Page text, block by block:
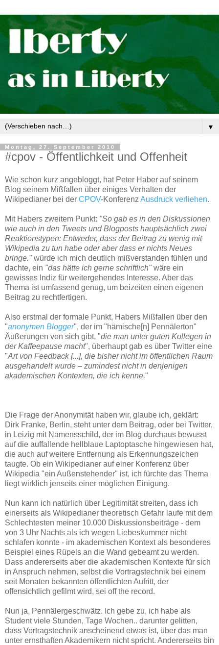
▼
Montag, 27. September 2010
#cpov - Öffentlichkeit und Offenheit
Wie schon kurz angebloggt, hat Peter Haber auf seinem
Blog seinem Mißfallen über einiges Verhalten der
Wikipedianer bei der CPOV-Konferenz Ausdruck verliehen.
Mit Habers zweitem Punkt: "So gab es in den Diskussionen
wie auch in den Tweets und Blogposts hauptsächlich zwei
Reaktionstypen: Entweder, dass der Beitrag zu wenig mit
Wikipedia zu tun habe oder aber dass er nichts Neues
bringe." würde ich mich deutlich mißverstanden fühlen und
dachte, ein "das hätte ich gerne schriftlich" wäre ein
gewisses Indiz für weitergehendes Interesse. Aber das
Thema ist umfassend genug, um beizeiten einen eigenen
Beitrag zu rechtfertigen.
Also erstmal der formale Punkt, Habers Mißfallen über den
"anonymen Blogger", der im "hämische[n] Pennälerton"
Äußerungen von sich gibt, "die man unter guten Kollegen in
der Kaffeepause macht", überhaupt gab es über Twitter eine
"Art von Feedback [...], die bisher nicht im öffentlichen Raum
ausgehandelt wurde – zumindest nicht in denjenigen
akademischen Kontexten, die ich kenne."
Die Frage der Anonymität haben wir, glaube ich, geklärt:
Dirk Franke, Berlin, steht unter dem Beitrag, oder bei Twitter,
in Leizig mit Namensschild, der im Blog durchaus bewusst
auf die auffallende hellblaue Laptoptasche hingewiesen hat,
die auch auf weitere Entfernung als Erkennungszeichen
taugte. Ob ein Wikipedianer auf einer Konferenz über
Wikipedia "ein Außenstehender" ist, ich fürchte das Thema
liegt wirklich jenseits einer möglichen Einigung.
Nun kann ich natürlich über Legitimität streiten, dass ich
einerseits als Wikipedianer theoretisch Gefahr laufe mit dem
Schlechtesten meiner 10.000 Diskussionsbeiträge - dem
von 3 Uhr Nachts als ich wegen Liebeskummer nicht
schlafen konnte - im akademischen Kontext als besonderes
Beispiel eines Rüpels an die Wand gebeamt zu werden.
Dass andererseits aber die akademischen Kontexte für sich
in Anspruch nehmen, selbst die Vortragstechnik bei einem
seit Monaten bekannten öffentlichten Aufritt, der
offensichtlich gefilmt wird, sei off the record.
Nun ja, Pennälergeschwätz. Ich gebe zu, ich habe als
Student viele Stunden, Tage Wochen.. darunter gelitten,
dass Vortragstechnik anscheinend etwas ist, über das man
unter ernsthaften Akademikern nicht spricht. Andererseits bin